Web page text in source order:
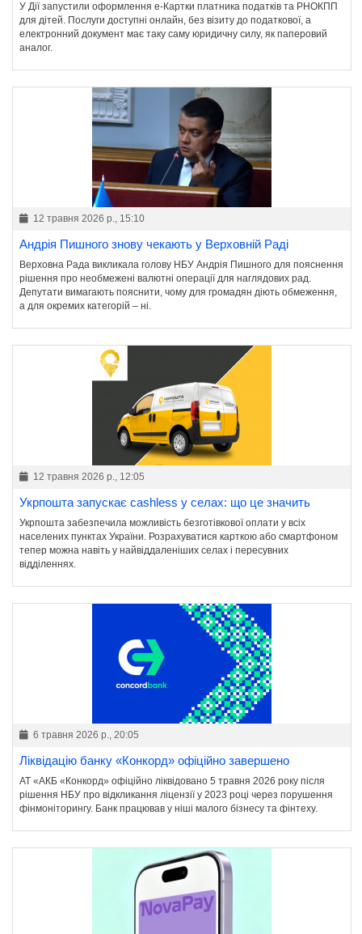
У Дії запустили оформлення е-Картки платника податків та РНОКПП
для дітей. Послуги доступні онлайн, без візиту до податкової, а
електронний документ має таку саму юридичну силу, як паперовий
аналог.
12 травня 2026 р., 15:10
Андрія Пишного знову чекають у Верховній Раді
Верховна Рада викликала голову НБУ Андрія Пишного для пояснення
рішення про необмежені валютні операції для наглядових рад.
Депутати вимагають пояснити, чому для громадян діють обмеження,
а для окремих категорій – ні.
12 травня 2026 р., 12:05
Укрпошта запускає cashless у селах: що це значить
Укрпошта забезпечила можливість безготівкової оплати у всіх
населених пунктах України. Розрахуватися карткою або смартфоном
тепер можна навіть у найвіддаленіших селах і пересувних
відділеннях.
6 травня 2026 р., 20:05
Ліквідацію банку «Конкорд» офіційно завершено
АТ «АКБ «Конкорд» офіційно ліквідовано 5 травня 2026 року після
рішення НБУ про відкликання ліцензії у 2023 році через порушення
фінмоніторингу. Банк працював у ніші малого бізнесу та фінтеху.